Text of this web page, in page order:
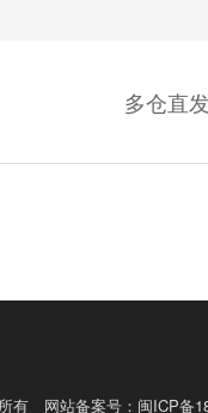
多仓直
有 网站备案号： 闽ICP备